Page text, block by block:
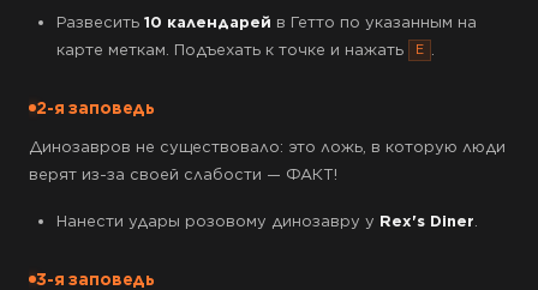
Развесить 10 календарей в Гетто по указанным на
карте меткам. Подъехать к точке и нажать
E
2-я заповедь
Динозавров не существовало: это ложь, в которую люди
верят из-за своей слабости — ФАКТ!
Нанести удары розовому динозавру у Rex's Diner
3-я заповедь